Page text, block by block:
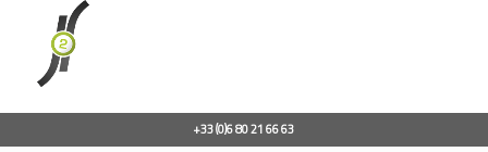
+33 (0)6 80 21 66 63